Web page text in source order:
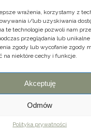
wrażenia, korzystamy z
i/lub uzyskiwania
te technologie pozwoli nam
przeglądania lub
zgody lub wycofanie zgody
na niektóre cechy i funkcje.
Akceptuję
Odmów
Polityka prywatności